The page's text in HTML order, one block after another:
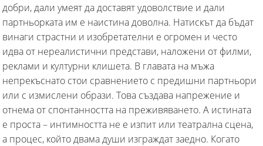
добри, дали умеят да доставят удоволствие и дали
партньорката им е наистина доволна. Натискът да бъдат
винаги страстни и изобретателни е огромен и често
идва от нереалистични представи, наложени от филми,
реклами и културни клишета. В главата на мъжа
непрекъснато стои сравнението с предишни партньори
или с измислени образи. Това създава напрежение и
отнема от спонтанността на преживяването. А истината
е проста – интимността не е изпит или театрална сцена,
а процес, който двама души изграждат заедно. Когато